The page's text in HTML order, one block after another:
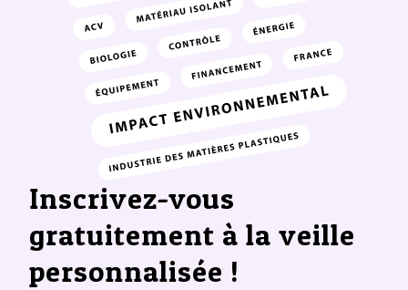
Inscrivez-vous
gratuitement à la veille
personnalisée !